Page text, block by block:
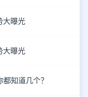
大曝光
大曝光
知道几个？